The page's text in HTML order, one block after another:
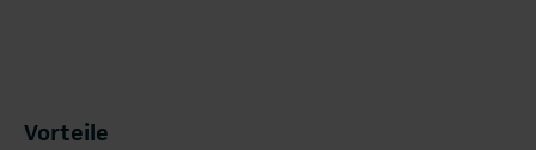
Vorteile